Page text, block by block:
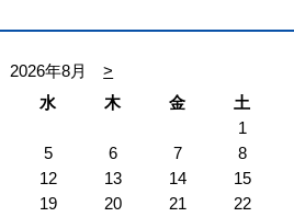
2026年8月
>
水 木 金
土
1
5 6 7
8
12 13 14
15
19 20 21
22